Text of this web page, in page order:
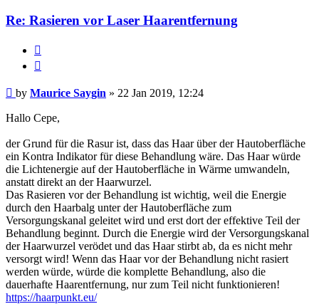
Re: Rasieren vor Laser Haarentfernung
post
Post
by Maurice Saygin » 22 Jan 2019, 12:24
Hallo Cepe,
der Grund für die Rasur ist, dass das Haar über der Hautoberfläche
ein Kontra Indikator für diese Behandlung wäre. Das Haar würde
die Lichtenergie auf der Hautoberfläche in Wärme umwandeln,
anstatt direkt an der Haarwurzel.
Das Rasieren vor der Behandlung ist wichtig, weil die Energie
durch den Haarbalg unter der Hautoberfläche zum
Versorgungskanal geleitet wird und erst dort der effektive Teil der
Behandlung beginnt. Durch die Energie wird der Versorgungskanal
der Haarwurzel verödet und das Haar stirbt ab, da es nicht mehr
versorgt wird! Wenn das Haar vor der Behandlung nicht rasiert
werden würde, würde die komplette Behandlung, also die
dauerhafte Haarentfernung, nur zum Teil nicht funktionieren!
https://haarpunkt.eu/